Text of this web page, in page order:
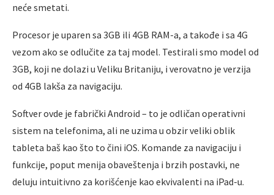
neće smetati.
Procesor je uparen sa 3GB ili 4GB RAM-a, a takođe i sa 4G
vezom ako se odlučite za taj model. Testirali smo model od
3GB, koji ne dolazi u Veliku Britaniju, i verovatno je verzija
od 4GB lakša za navigaciju.
Softver ovde je fabrički Android – to je odličan operativni
sistem na telefonima, ali ne uzima u obzir veliki oblik
tableta baš kao što to čini iOS. Komande za navigaciju i
funkcije, poput menija obaveštenja i brzih postavki, ne
deluju intuitivno za korišćenje kao ekvivalenti na iPad-u.